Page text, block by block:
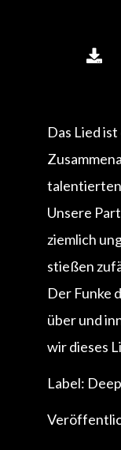
Das Lied
talentierten
Unsere
ziemlich
stießen
Der Funke
über und
wir dieses
Label: